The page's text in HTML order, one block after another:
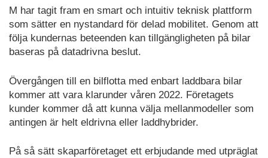
M har tagit fram en smart och intuitiv teknisk plattform
som sätter en nystandard för delad mobilitet. Genom att
följa kundernas beteenden kan tillgängligheten på bilar
baseras på datadrivna beslut.
Övergången till en bilflotta med enbart laddbara bilar
kommer att vara klarunder våren 2022. Företagets
kunder kommer då att kunna välja mellanmodeller som
antingen är helt eldrivna eller laddhybrider.
På så sätt skaparföretaget ett erbjudande med utpräglat